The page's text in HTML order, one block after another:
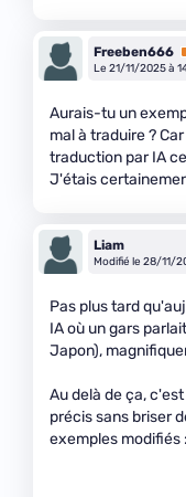
Freeben666
Le 21/11/2025 à
Aurais-tu un
mal à traduire ?
traduction par IA
J'étais
Liam
Modifié le 28/11/
Pas plus tard
IA où un gars
Japon),
Au delà de ça,
précis sans briser
exemples modifiés :